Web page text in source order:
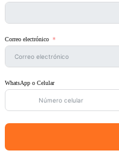
Correo electrónico
WhatsApp o Celular